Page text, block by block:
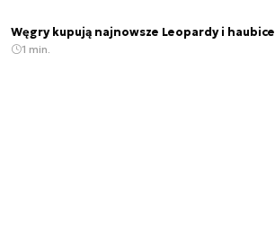
Węgry kupują najnowsze Leopardy i haubice
1 min.